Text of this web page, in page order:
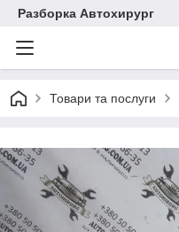
Разборка Автохирург
Товари та послуги